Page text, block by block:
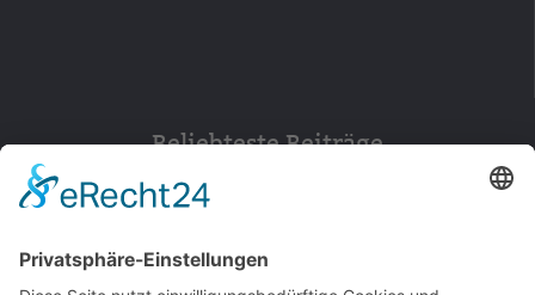
Beliebteste Beiträge